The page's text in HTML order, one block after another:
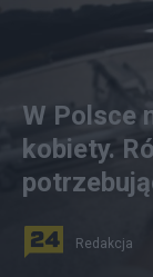
W Polsce
kobiety.
Redakcja